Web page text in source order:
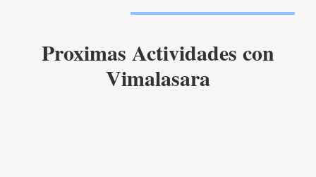
Proximas Actividades con
Vimalasara